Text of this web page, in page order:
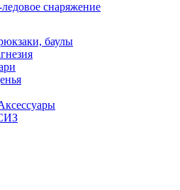
снаряжение
баулы